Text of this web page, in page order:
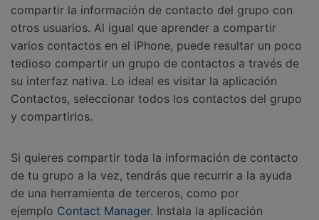
compartir la información de contacto del grupo con
otros usuarios. Al igual que aprender a compartir
varios contactos en el iPhone, puede resultar un poco
tedioso compartir un grupo de contactos a través de
su interfaz nativa. Lo ideal es visitar la aplicación
Contactos, seleccionar todos los contactos del grupo
y compartirlos.
Si quieres compartir toda la información de contacto
de tu grupo a la vez, tendrás que recurrir a la ayuda
de una herramienta de terceros, como por
ejemplo Contact Manager. Instala la aplicación